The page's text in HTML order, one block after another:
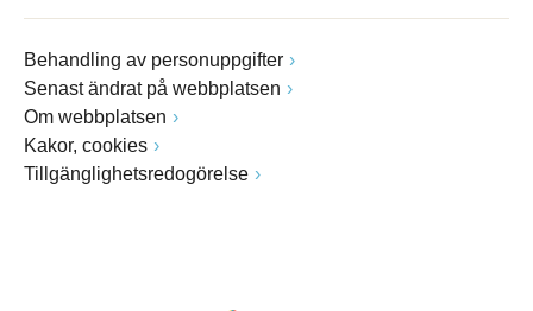
Behandling av personuppgifter
Senast ändrat på webbplatsen
Om webbplatsen
Kakor, cookies
Tillgänglighetsredogörelse